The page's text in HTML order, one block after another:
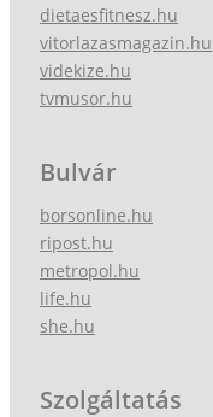
dietaesfitnesz.hu
vitorlazasmagazin.hu
videkize.hu
tvmusor.hu
Bulvár
borsonline.hu
ripost.hu
metropol.hu
life.hu
she.hu
Szolgáltatás